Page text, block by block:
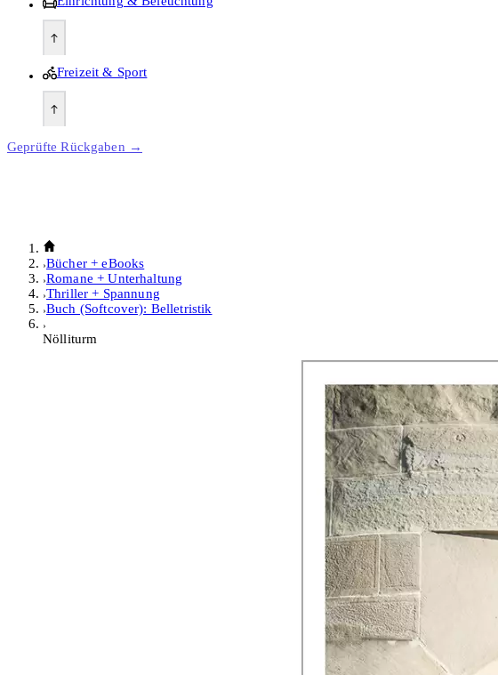
Freizeit & Sport
Geprüfte Rückgaben →
Bücher + eBooks
Romane + Unterhaltung
Thriller + Spannung
Buch (Softcover): Belletristik
Nölliturm